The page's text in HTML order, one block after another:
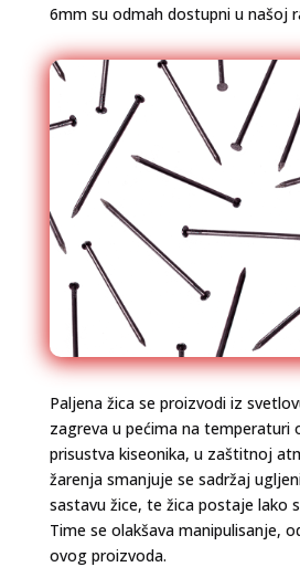
6mm su odmah dostupni u našoj
Paljena žica se proizvodi iz
zagreva u pećima na temperaturi
prisustva kiseonika, u zaštitnoj
žarenja smanjuje se sadržaj
sastavu žice, te žica postaje lako
Time se olakšava manipulisanje,
ovog proizvoda.